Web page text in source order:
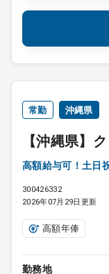
常勤 沖縄県
【沖縄県】
高額給与可！土日
300426332
2026年07月29日更新
高額年俸
勤務地